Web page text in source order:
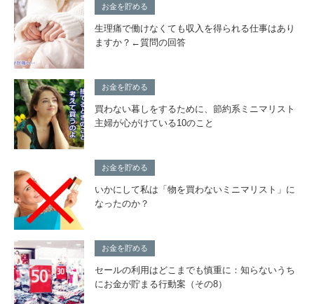
お金を貯める
生理痛で働けなくても収入を得られる仕事はあり
ますか？←質問の回答
お金を貯める
買わない暮しをするために、節約系ミニマリスト
主婦が心がけている10のこと
お金を貯める
いかにして私は「物を買わないミニマリスト」に
なったのか？
お金を貯める
セールの利用はどこまでも慎重に：知らないうち
にお金が貯まる行動案（その8）